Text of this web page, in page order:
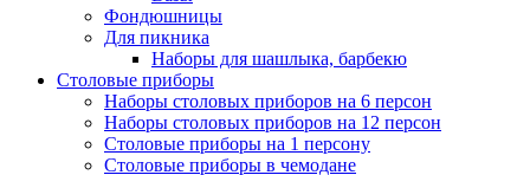
Фондюшницы
Для пикника
Наборы для шашлыка, барбекю
Столовые приборы
Наборы столовых приборов на 6 персон
Наборы столовых приборов на 12 персон
Столовые приборы на 1 персону
Столовые приборы в чемодане